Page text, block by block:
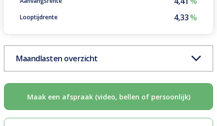
4,33%
Looptijdrente
Maandlasten overzicht
Maak een afspraak (video, bellen of persoonlijk)